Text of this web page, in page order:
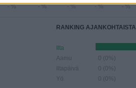
- % - % - % - % - %
RANKING AJANKOHTAISTA
Ilta
Aamu
0 (0%)
Iltapäivä
0 (0%)
Yö
0 (0%)